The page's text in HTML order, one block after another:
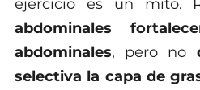
ejercicio es un mito.
abdominales
abdominales, pero no
selectiva la capa de